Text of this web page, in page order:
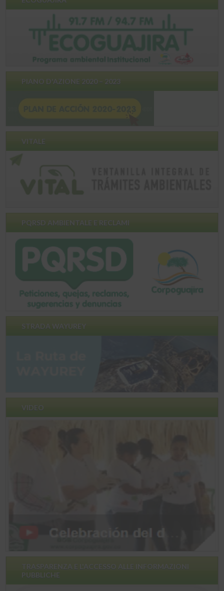
PIANO D'AZIONE 2020 – 2023
VITALE
PQRSD AMBIENTALE E RECLAMI
STRADA WAYUREY
VIDEO
PUBBLICHE